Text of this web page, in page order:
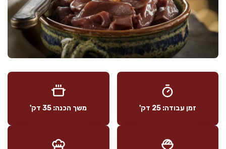
זמן עבודה: 25 דק' משך הכנה: 35 דק'